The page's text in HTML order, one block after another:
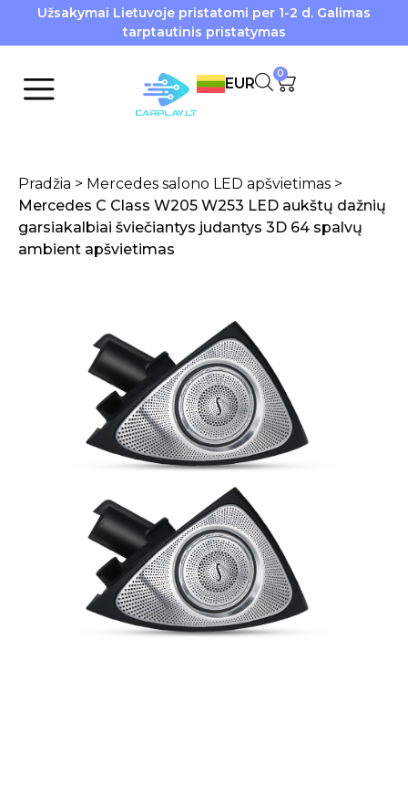
Užsakymai Lietuvoje pristatomi per 1-2 d. Galimas
tarptautinis pristatymas
EUR
0
Pradžia > Mercedes salono LED apšvietimas >
Mercedes C Class W205 W253 LED aukštų dažnių
garsiakalbiai šviečiantys judantys 3D 64 spalvų
ambient apšvietimas